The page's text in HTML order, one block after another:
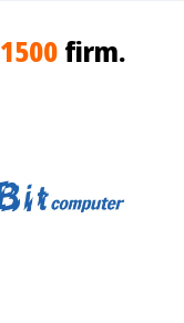
1500firm.